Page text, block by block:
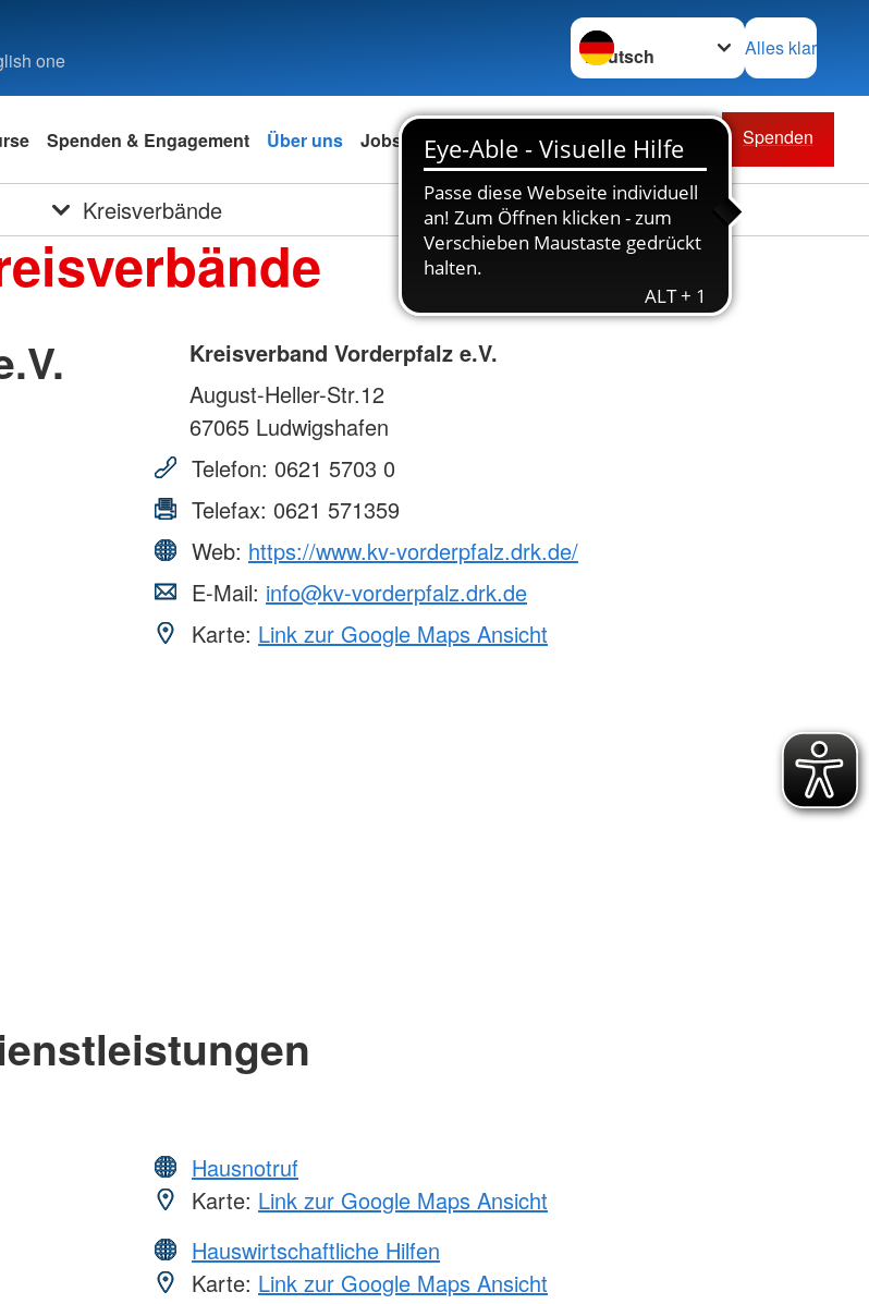
one
Sprache wechseln zu
Alles klar
Spenden & Engagement Über uns Jobs & Karriere Spenden
Kreisverbände
Kreisverband Vorderpfalz e.V.
August-Heller-Str.12
67065 Ludwigshafen
Telefon: 0621 5703 0
Telefax: 0621 571359
Web: https://www.kv-vorderpfalz.drk.de/
E-Mail: info@kv-vorderpfalz.drk.de
Karte: Link zur Google Maps Ansicht
Hausnotruf
Karte: Link zur Google Maps Ansicht
Hauswirtschaftliche Hilfen
Karte: Link zur Google Maps Ansicht